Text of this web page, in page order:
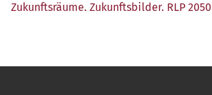
Zukunfts­räu­me. Zukunfts­bil­der. RLP 2050